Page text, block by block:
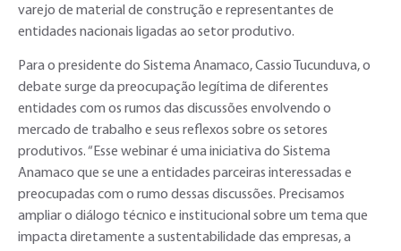
varejo de material de construção e representantes de
entidades nacionais ligadas ao setor produtivo.
Para o presidente do Sistema Anamaco, Cassio Tucunduva, o
debate surge da preocupação legítima de diferentes
entidades com os rumos das discussões envolvendo o
mercado de trabalho e seus reflexos sobre os setores
produtivos. “Esse webinar é uma iniciativa do Sistema
Anamaco que se une a entidades parceiras interessadas e
preocupadas com o rumo dessas discussões. Precisamos
ampliar o diálogo técnico e institucional sobre um tema que
impacta diretamente a sustentabilidade das empresas, a